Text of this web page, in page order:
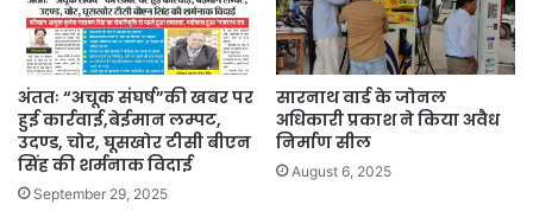
अंततः “अचूक संघर्ष”की खबर पर
हुई कार्रवाई,बेईमान लम्पट,
उदण्ड, चोर, घूसखोर टीसी बीएन
सिंह की शर्मनाक विदाई
September 29, 2025
सारनाथ वार्ड के जोनल
अधिकारी प्रकाश ने किया अवैध
निर्माण सील
August 6, 2025